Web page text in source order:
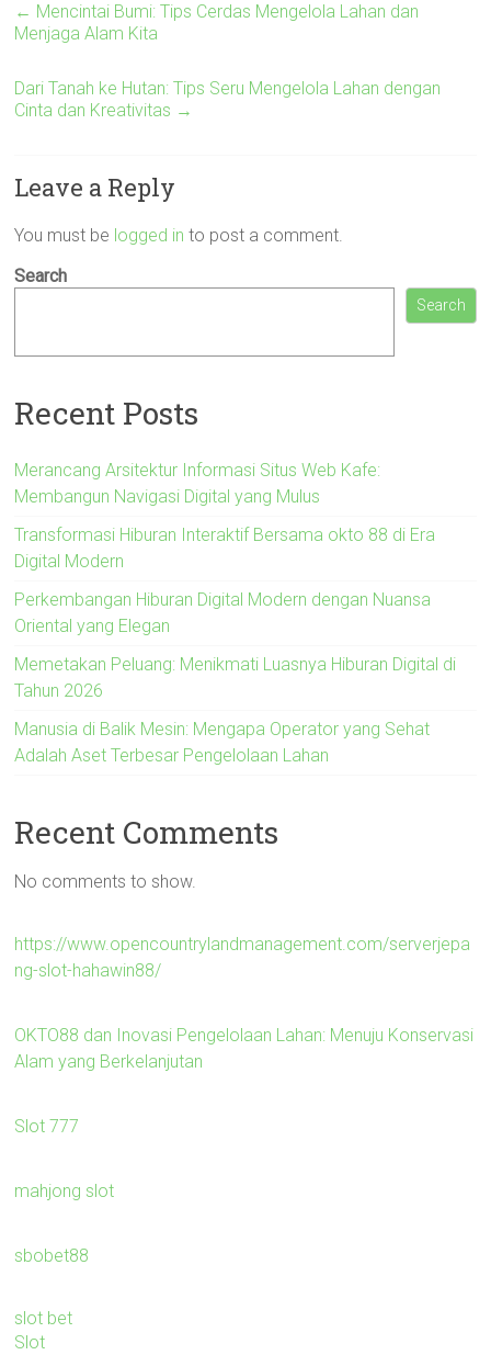
← Mencintai Bumi: Tips Cerdas Mengelola Lahan dan
Menjaga Alam Kita
Dari Tanah ke Hutan: Tips Seru Mengelola Lahan dengan
Cinta dan Kreativitas →
Leave a Reply
You must be logged in to post a comment.
Search
Search
Recent Posts
Merancang Arsitektur Informasi Situs Web Kafe:
Membangun Navigasi Digital yang Mulus
Transformasi Hiburan Interaktif Bersama okto 88 di Era
Digital Modern
Perkembangan Hiburan Digital Modern dengan Nuansa
Oriental yang Elegan
Memetakan Peluang: Menikmati Luasnya Hiburan Digital di
Tahun 2026
Manusia di Balik Mesin: Mengapa Operator yang Sehat
Adalah Aset Terbesar Pengelolaan Lahan
Recent Comments
No comments to show.
https://www.opencountrylandmanagement.com/serverjepa
ng-slot-hahawin88/
OKTO88 dan Inovasi Pengelolaan Lahan: Menuju Konservasi
Alam yang Berkelanjutan
Slot 777
mahjong slot
sbobet88
slot bet
Slot